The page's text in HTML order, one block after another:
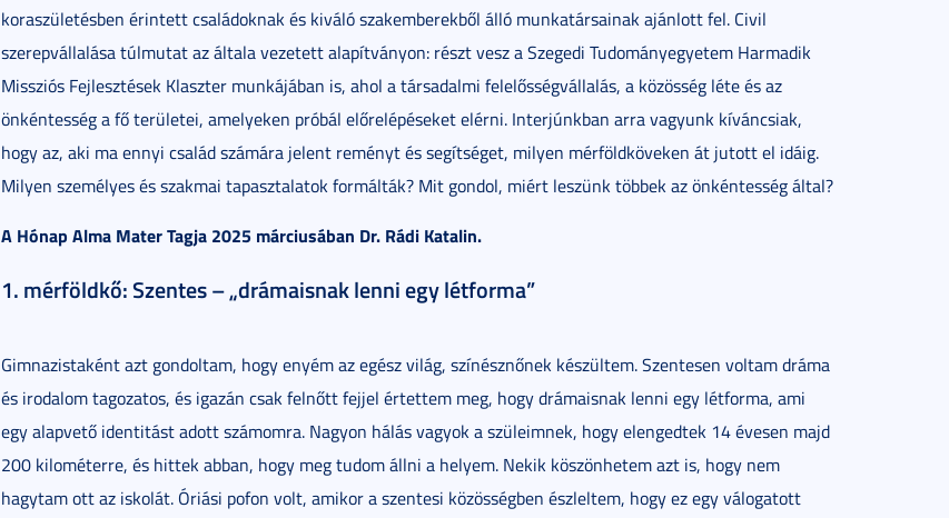
koraszületésben érintett családoknak és kiváló szakemberekből álló munkatársainak ajánlott fel. Civil
szerepvállalása túlmutat az általa vezetett alapítványon: részt vesz a Szegedi Tudományegyetem Harmadik
Missziós Fejlesztések Klaszter munkájában is, ahol a társadalmi felelősségvállalás, a közösség léte és az
önkéntesség a fő területei, amelyeken próbál előrelépéseket elérni. Interjúnkban arra vagyunk kíváncsiak,
hogy az, aki ma ennyi család számára jelent reményt és segítséget, milyen mérföldköveken át jutott el idáig.
Milyen személyes és szakmai tapasztalatok formálták? Mit gondol, miért leszünk többek az önkéntesség által?
A Hónap Alma Mater Tagja 2025 márciusában Dr. Rádi Katalin.
1. mérföldkő: Szentes – „drámaisnak lenni egy létforma”
Gimnazistaként azt gondoltam, hogy enyém az egész világ, színésznőnek készültem. Szentesen voltam dráma
és irodalom tagozatos, és igazán csak felnőtt fejjel értettem meg, hogy drámaisnak lenni egy létforma, ami
egy alapvető identitást adott számomra. Nagyon hálás vagyok a szüleimnek, hogy elengedtek 14 évesen majd
200 kilométerre, és hittek abban, hogy meg tudom állni a helyem. Nekik köszönhetem azt is, hogy nem
hagytam ott az iskolát. Óriási pofon volt, amikor a szentesi közösségben észleltem, hogy ez egy válogatott